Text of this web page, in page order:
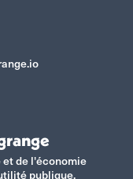
de l'économie
publique.